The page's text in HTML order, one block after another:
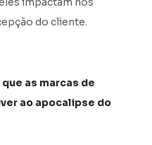
do cliente.
as marcas de
ao apocalipse do